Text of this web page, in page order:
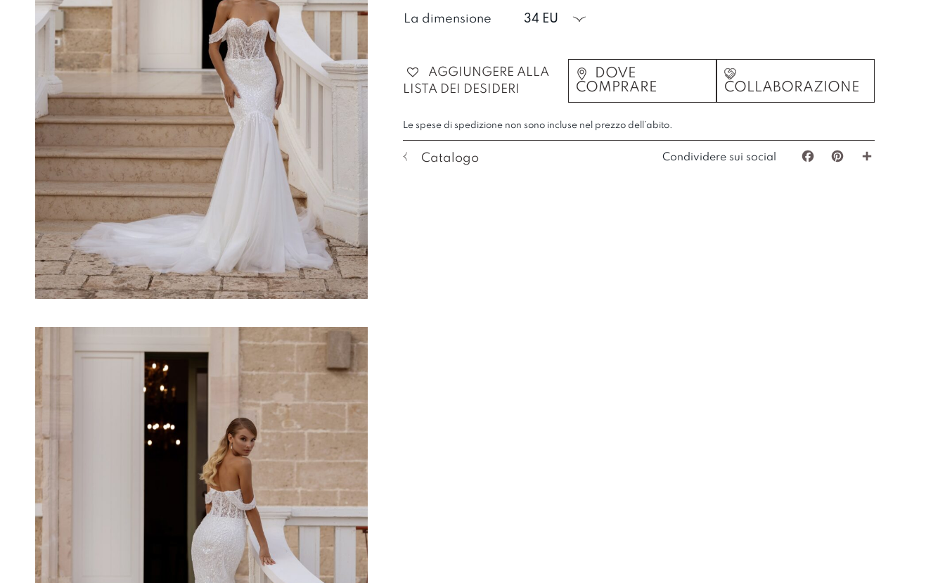
La dimensione 34 EU
AGGIUNGERE ALLA
LISTA DEI DESIDERI
DOVE
COMPRARE
COLLABORAZIONE
Le spese di spedizione non sono incluse nel prezzo dell’abito.
Catalogo Condividere sui social